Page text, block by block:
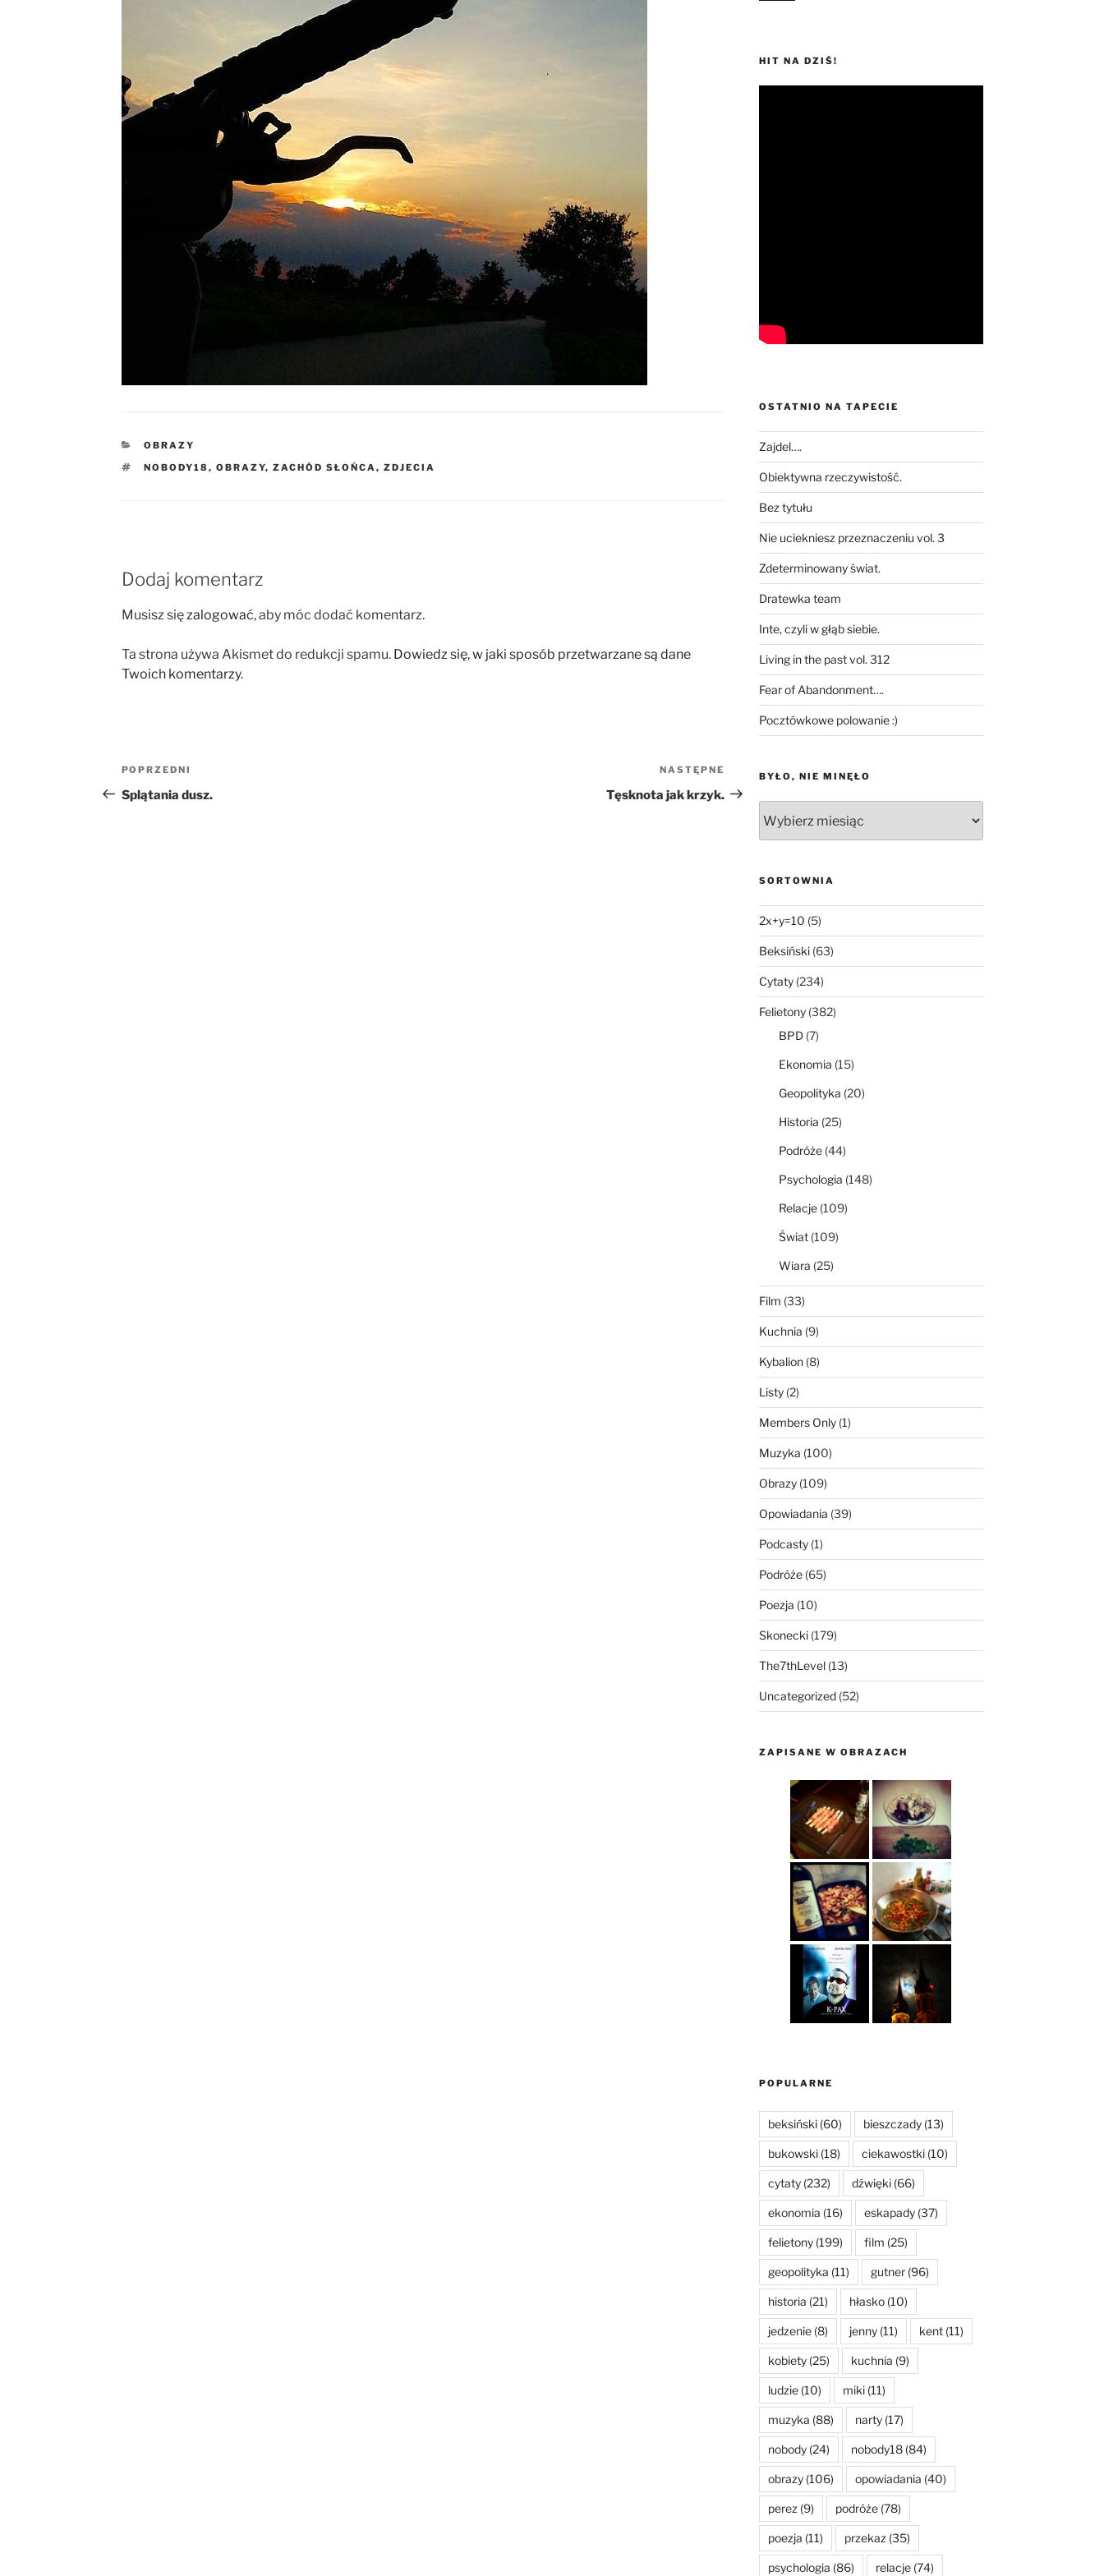
KATEGORIE
OBRAZY
TAGI
NOBODY18, OBRAZY, ZACHÓD SŁOŃCA, ZDJECIA
Dodaj komentarz
Musisz sięzalogować, aby móc dodać komentarz.
Ta strona używa Akismet do redukcji spamu. Dowiedz się, w jaki sposób przetwarzane są dane
Twoich komentarzy.
Nawigacja
wpisu
Poprzedni
wpis
POPRZEDNI
Splątania dusz.
Następny
wpis
NASTĘPNE
Tęsknota jak krzyk.
HIT NA DZIŚ!
OSTATNIO NA TAPECIE
Zajdel….
Obiektywna rzeczywistość.
Bez tytułu
Nie uciekniesz przeznaczeniu vol. 3
Zdeterminowany świat.
Dratewka team
Inte, czyli w głąb siebie.
Living in the past vol. 312
Fear of Abandonment….
Pocztówkowe polowanie :)
BYŁO, NIE MINĘŁO
nie
minęło
SORTOWNIA
2x+y=10 (5)
Beksiński(63)
Cytaty(234)
Felietony(382)
BPD(7)
Ekonomia (15)
Geopolityka (20)
Historia (25)
Podróże(44)
Psychologia (148)
Relacje(109)
Świat(109)
Wiara (25)
Film (33)
Kuchnia (9)
Kybalion(8)
Listy(2)
Members Only(1)
Muzyka (100)
Obrazy(109)
Opowiadania (39)
Podcasty(1)
Podróże(65)
Poezja (10)
Skonecki(179)
The7thLevel(13)
Uncategorized(52)
ZAPISANE W OBRAZACH
POPULARNE
beksiński(60) bieszczady(13)
bukowski(18) ciekawostki(10)
cytaty(232) dźwięki(66)
ekonomia (16) eskapady(37)
felietony(199) film (25)
geopolityka (11) gutner(96)
historia (21) hłasko(10)
jedzenie(8) jenny(11) kent(11)
kobiety(25) kuchnia (9)
ludzie(10) miki(11)
muzyka (88) narty(17)
nobody(24) nobody18(84)
obrazy(106) opowiadania (40)
perez (9) podróże(78)
poezja (11) przekaz (35)
psychologia (86) relacje(74)